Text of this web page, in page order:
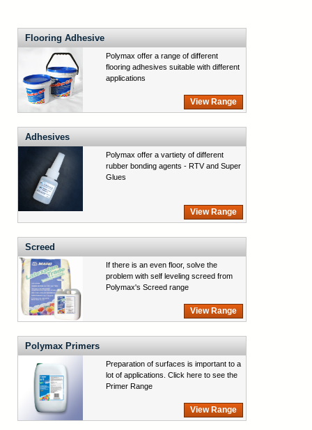
Flooring Adhesive
Polymax offer a range of different
flooring adhesives suitable with different
applications
View Range
Adhesives
Polymax offer a vartiety of different
rubber bonding agents - RTV and Super
Glues
View Range
Screed
If there is an even floor, solve the
problem with self leveling screed from
Polymax's Screed range
View Range
Polymax Primers
Preparation of surfaces is important to a
lot of applications. Click here to see the
Primer Range
View Range